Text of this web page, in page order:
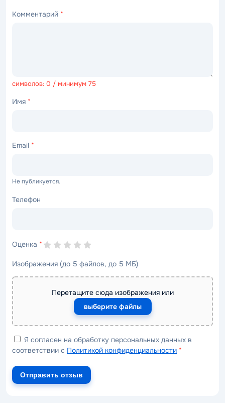
Комментарий *
символов: 0 / минимум 75
Имя *
Email *
Не публикуется.
Телефон
Оценка *
Изображения (до 5 файлов, до 5 МБ)
Перетащите сюда изображения или
выберите файлы
Я согласен на обработку персональных данных в
соответствии с Политикой конфиденциальности *
Отправить отзыв